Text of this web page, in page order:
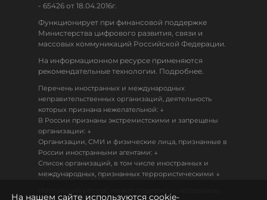
- 65426 от 18.04.2016г.
Функционирует при финансовой поддержке
Министерства цифрового развития, связи и
массовых коммуникаций Российской Федерации.
На информационном ресурсе применяются
рекомендательные технологии. Подробнее.
Перечень иностранных и международных
неправительственных организаций, деятельность
которых признана нежелательной: ↓
В России признаны экстремистскими и запрещены
организации: ↓
Организации, СМИ и физические лица, признанные в
России иностранными агентами: ↓
Список организаций, в том числе иностранных и
международных, признанных террористическими ↓
На нашем сайте используются cookie-